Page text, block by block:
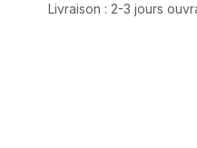
Livraison : 2-3 jours